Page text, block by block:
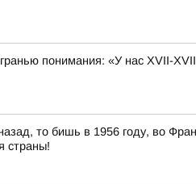
понимания: «У нас XVII-
то бишь в 1956 году, во
страны!